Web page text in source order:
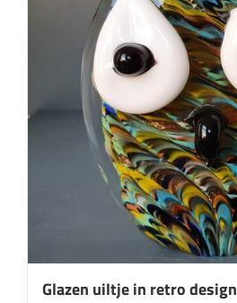
Glazen uiltje in retro design